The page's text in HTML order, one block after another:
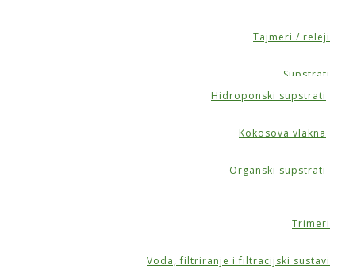
Tajmeri / releji
Supstrati
Hidroponski supstrati
Kokosova vlakna
Organski supstrati
Trimeri
Voda, filtriranje i filtracijski sustavi